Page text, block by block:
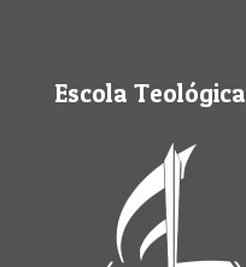
Escola Teológica